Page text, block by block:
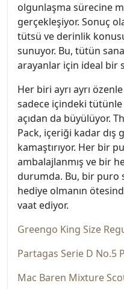
olgunlaşma sürecine
gerçekleşiyor. Sonuç
tütsü ve derinlik
sunuyor. Bu, tütün
arayanlar için ideal bir
Her biri ayrı ayrı
sadece içindeki
açıdan da büyülüyor.
Pack, içeriği kadar dış
kamaştırıyor. Her bir
ambalajlanmış ve bir
durumda. Bu, bir puro
hediye olmanın
vaat ediyor.
Greengo King Size
Partagas Serie D No.5
Mac Baren Mixture